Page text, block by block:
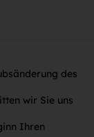
des
wir Sie uns
Ihren